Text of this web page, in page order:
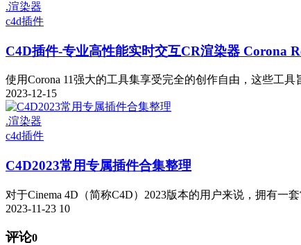
.渲染器
c4d插件
C4D插件-专业高性能实时交互CR渲染器 Corona
使用Corona 11强大的工具集享受完全的创作自由，这些工具
2023-12-15
.渲染器
c4d插件
C4D2023常用专属插件合集整理
对于Cinema 4D（简称C4D）2023版本的用户来说，拥有一
2023-11-23 10
评论0